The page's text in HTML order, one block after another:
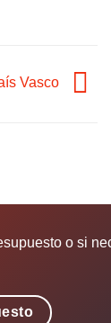
Vasco
o si